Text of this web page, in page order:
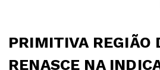
PRIMITIVA REGIÃO
RENASCE NA